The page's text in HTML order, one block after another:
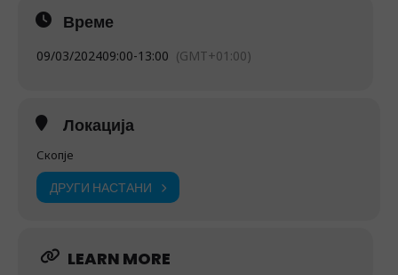
Време
09/03/202409:00-13:00 (GMT+01:00)
Локација
Скопје
ДРУГИ НАСТАНИ
LEARN MORE